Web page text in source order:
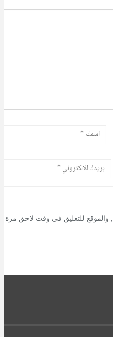
والموقع للتعليق في وقت لاحق مرة